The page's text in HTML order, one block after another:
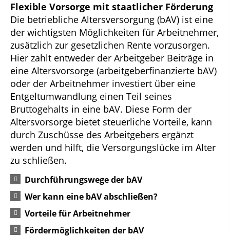
Flexible Vorsorge mit staatlicher Förderung
Die betriebliche Altersversorgung (bAV) ist eine
der wichtigsten Möglichkeiten für Arbeitnehmer,
zusätzlich zur gesetzlichen Rente vorzusorgen.
Hier zahlt entweder der Arbeitgeber Beiträge in
eine Altersvorsorge (arbeitgeberfinanzierte bAV)
oder der Arbeitnehmer investiert über eine
Entgeltumwandlung einen Teil seines
Bruttogehalts in eine bAV. Diese Form der
Altersvorsorge bietet steuerliche Vorteile, kann
durch Zuschüsse des Arbeitgebers ergänzt
werden und hilft, die Versorgungslücke im Alter
zu schließen.
Durchführungswege der bAV
Wer kann eine bAV abschließen?
Vorteile für Arbeitnehmer
Fördermöglichkeiten der bAV